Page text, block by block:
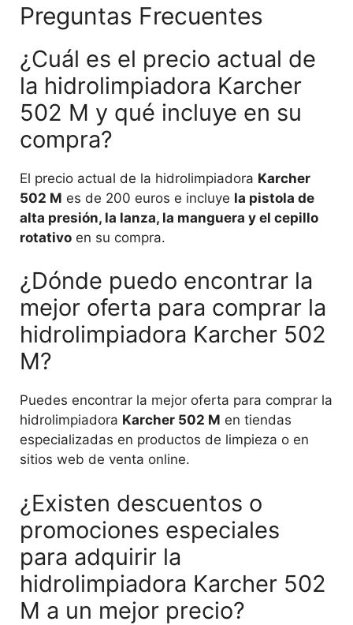
Preguntas Frecuentes
¿Cuál es el precio actual de
la hidrolimpiadora Karcher
502 M y qué incluye en su
compra?
El precio actual de la hidrolimpiadora Karcher
502 M es de 200 euros e incluye la pistola de
alta presión, la lanza, la manguera y el cepillo
rotativo en su compra.
¿Dónde puedo encontrar la
mejor oferta para comprar la
hidrolimpiadora Karcher 502
M?
Puedes encontrar la mejor oferta para comprar la
hidrolimpiadora Karcher 502 M en tiendas
especializadas en productos de limpieza o en
sitios web de venta online.
¿Existen descuentos o
promociones especiales
para adquirir la
hidrolimpiadora Karcher 502
M a un mejor precio?